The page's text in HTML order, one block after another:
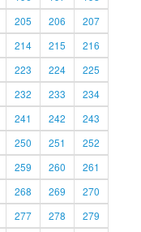
205 206
207
214 215
216
223 224
225
232 233
234
241 242
243
250 251
252
259 260
261
268 269
270
277 278
279